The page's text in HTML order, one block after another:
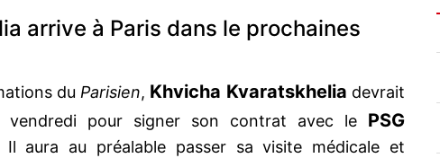
arrive à Paris dans le prochaines
duParisien, Khvicha Kvaratskhelia devrait
vendredi pour signer son contrat avec le PSG
Il aura au préalable passer sa visite médicale et